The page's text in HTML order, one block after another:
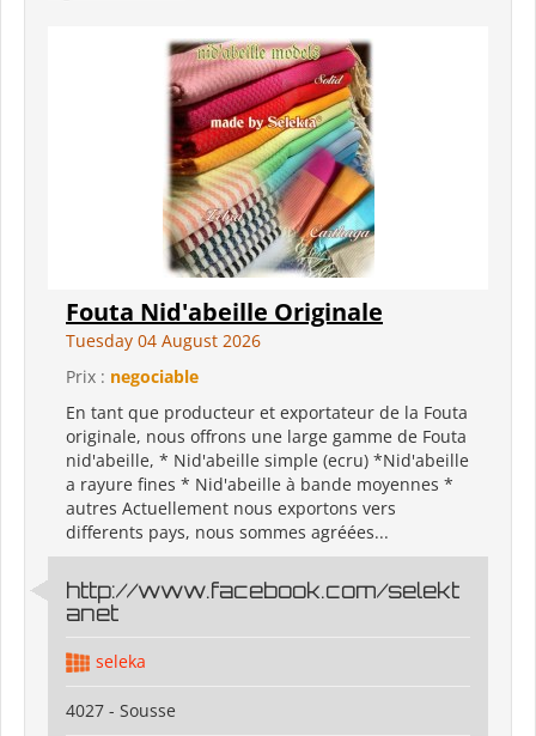
Fouta Nid'abeille Originale
Tuesday 04 August 2026
Prix : negociable
En tant que producteur et exportateur de la Fouta
originale, nous offrons une large gamme de Fouta
nid'abeille, * Nid'abeille simple (ecru) *Nid'abeille
a rayure fines * Nid'abeille à bande moyennes *
autres Actuellement nous exportons vers
differents pays, nous sommes agréées...
http://www.facebook.com/selekt
anet
seleka
4027 - Sousse